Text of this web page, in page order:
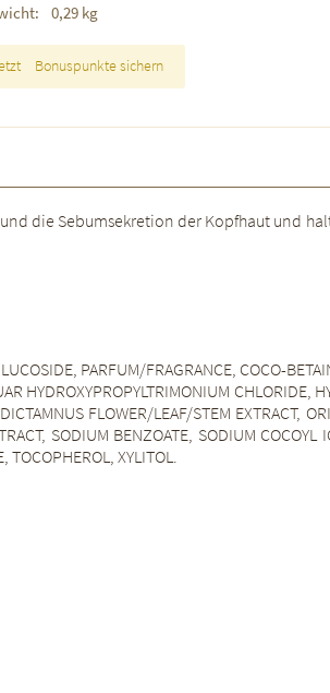
0,29 kg
Bonuspunkte sichern
die Sebumsekretion der Kopfhaut und
PARFUM/FRAGRANCE, COCO-
HYDROXYPROPYLTRIMONIUM CHLORIDE,
FLOWER/LEAF/STEM EXTRACT,
SODIUM BENZOATE, SODIUM COCOYL
XYLITOL.